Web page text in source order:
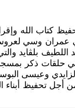
بتحفيظ كتاب
عمران وسي
بلڤايد والتي
حلقات ذكر
الزايدي
تحفيظ أبناء